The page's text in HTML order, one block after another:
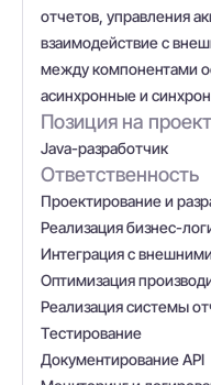
отчетов, управления
взаимодействие с
между компонентами
асинхронные и
Позиция на
Java-разработчик
Ответственность
Проектирование и
Реализация бизнес-
Интеграция с
Оптимизация
Реализация системы
Тестирование
Документирование API